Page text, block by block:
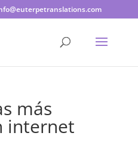
más
internet